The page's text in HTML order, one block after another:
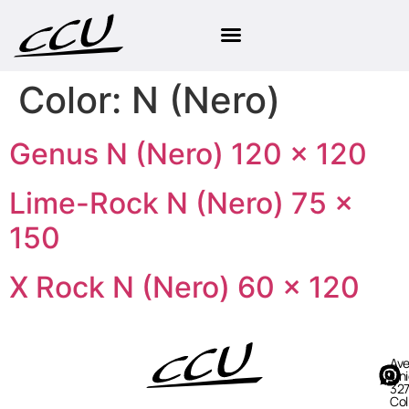
Color: N (Nero)
Genus N (Nero) 120 × 120
Lime-Rock N (Nero) 75 ×
150
X Rock N (Nero) 60 × 120